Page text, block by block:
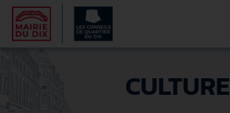
CULTURE